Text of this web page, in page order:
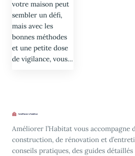
votre maison peut
sembler un défi,
mais avec les
bonnes méthodes
et une petite dose
de vigilance, vous…
Améliorer l’Habitat vous accompagne
construction, de rénovation et
conseils pratiques, des guides